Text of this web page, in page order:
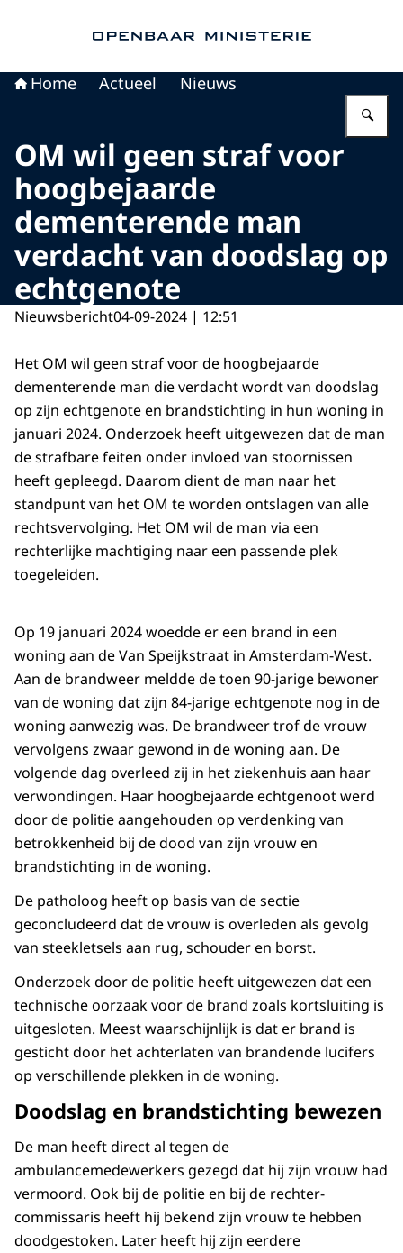
Home Actueel Nieuws
OM wil geen straf voor
hoogbejaarde
dementerende man
verdacht van doodslag op
echtgenote
Nieuwsbericht04-09-2024 | 12:51
Het OM wil geen straf voor de hoogbejaarde
dementerende man die verdacht wordt van doodslag
op zijn echtgenote en brandstichting in hun woning in
januari 2024. Onderzoek heeft uitgewezen dat de man
de strafbare feiten onder invloed van stoornissen
heeft gepleegd. Daarom dient de man naar het
standpunt van het OM te worden ontslagen van alle
rechtsvervolging. Het OM wil de man via een
rechterlijke machtiging naar een passende plek
toegeleiden.
Op 19 januari 2024 woedde er een brand in een
woning aan de Van Speijkstraat in Amsterdam-West.
Aan de brandweer meldde de toen 90-jarige bewoner
van de woning dat zijn 84-jarige echtgenote nog in de
woning aanwezig was. De brandweer trof de vrouw
vervolgens zwaar gewond in de woning aan. De
volgende dag overleed zij in het ziekenhuis aan haar
verwondingen. Haar hoogbejaarde echtgenoot werd
door de politie aangehouden op verdenking van
betrokkenheid bij de dood van zijn vrouw en
brandstichting in de woning.
De patholoog heeft op basis van de sectie
geconcludeerd dat de vrouw is overleden als gevolg
van steekletsels aan rug, schouder en borst.
Onderzoek door de politie heeft uitgewezen dat een
technische oorzaak voor de brand zoals kortsluiting is
uitgesloten. Meest waarschijnlijk is dat er brand is
gesticht door het achterlaten van brandende lucifers
op verschillende plekken in de woning.
Doodslag en brandstichting bewezen
De man heeft direct al tegen de
ambulancemedewerkers gezegd dat hij zijn vrouw had
vermoord. Ook bij de politie en bij de rechter-
commissaris heeft hij bekend zijn vrouw te hebben
doodgestoken. Later heeft hij zijn eerdere